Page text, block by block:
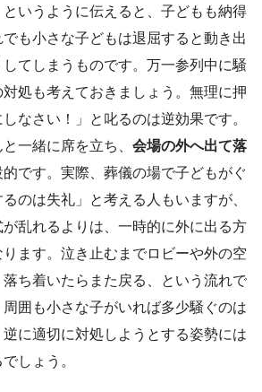
いうように伝えると、子どもも納得
も小さな子どもは退屈すると動き出
てしまうものです。万一参列中に騒
処も考えておきましょう。無理に押
なさい！」と叱るのは逆効果です。
一緒に席を立ち、 会場の外へ出て落
です。実際、葬儀の場で子どもがぐ
のは失礼」と考える人もいますが、
乱れるよりは、一時的に外に出る方
ます。泣き止むまでロビーや外の空
ち着いたらまた戻る、という流れで
囲も小さな子がいれば多少騒ぐのは
に適切に対処しようとする姿勢には
しょう。